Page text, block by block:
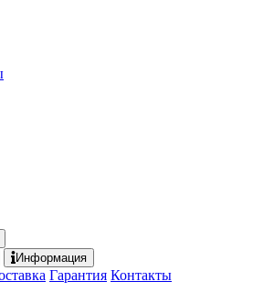
Информация
Гарантия Контакты